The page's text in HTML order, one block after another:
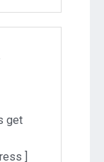
get
]